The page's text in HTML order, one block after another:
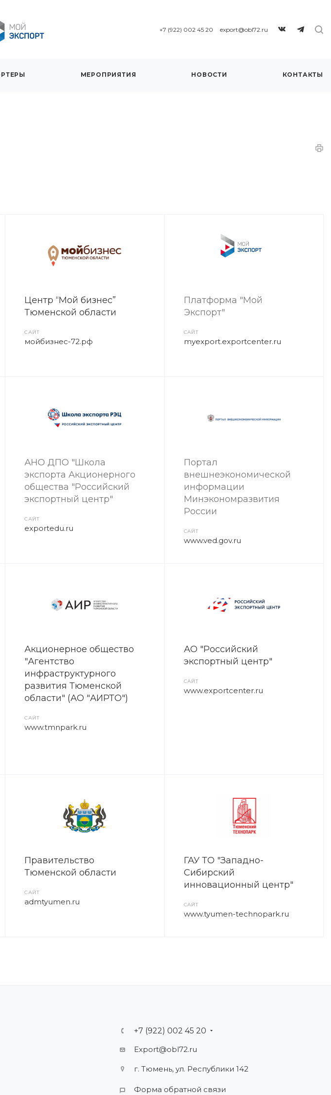
+7 (922) 002 45 20 export@obl72.ru
МЕРОПРИЯТИЯ НОВОСТИ КОНТАКТЫ
Центр “Мой бизнес”
Тюменской области
САЙТ
мойбизнес-72.рф
Платформа "Мой
Экспорт"
САЙТ
myexport.exportcenter.ru
АНО ДПО "Школа
экспорта Акционерного
общества "Российский
экспортный центр"
САЙТ
exportedu.ru
Портал
внешнеэкономической
информации
Минэкономразвития
России
САЙТ
www.ved.gov.ru
Акционерное общество
"Агентство
инфраструктурного
развития Тюменской
области" (АО "АИРТО")
САЙТ
www.tmnpark.ru
АО "Российский
экспортный центр"
САЙТ
www.exportcenter.ru
Правительство
Тюменской области
САЙТ
admtyumen.ru
ГАУ ТО "Западно-
Сибирский
инновационный центр"
САЙТ
www.tyumen-technopark.ru
+7 (922) 002 45 20
Export@obl72.ru
г. Тюмень, ул. Республики 142
Форма обратной связи